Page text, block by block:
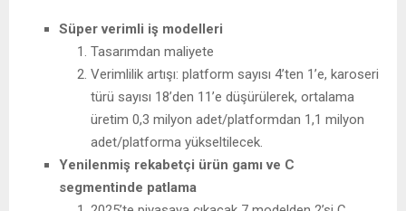
Süper verimli iş modelleri
Tasarımdan maliyete
Verimlilik artışı: platform sayısı 4’ten 1’e, karoseri
türü sayısı 18’den 11’e düşürülerek, ortalama
üretim 0,3 milyon adet/platformdan 1,1 milyon
adet/platforma yükseltilecek.
Yenilenmiş rekabetçi ürün gamı ve C
segmentinde patlama